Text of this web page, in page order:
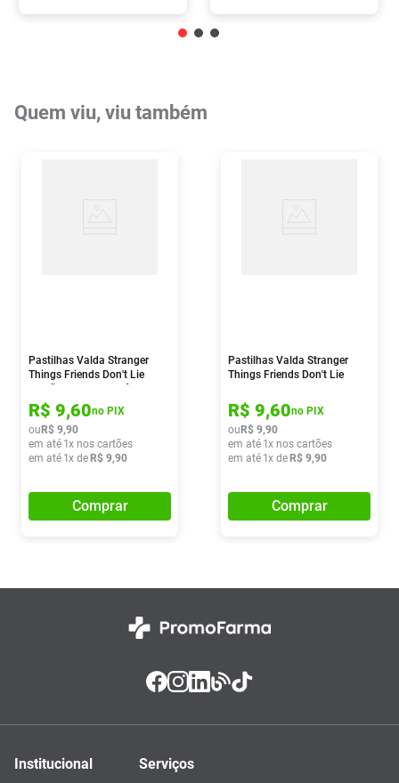
Quem viu, viu também
Pastilhas Valda Stranger
Things Friends Don't Lie
R$ 9,60no PIX
ou R$ 9,90
em até 1x nos cartões
em até 1x de R$ 9,90
Comprar
Pastilhas Valda Stranger
Things Friends Don't Lie
R$ 9,60no PIX
ou R$ 9,90
em até 1x nos cartões
em até 1x de R$ 9,90
Comprar
Institucional Serviços